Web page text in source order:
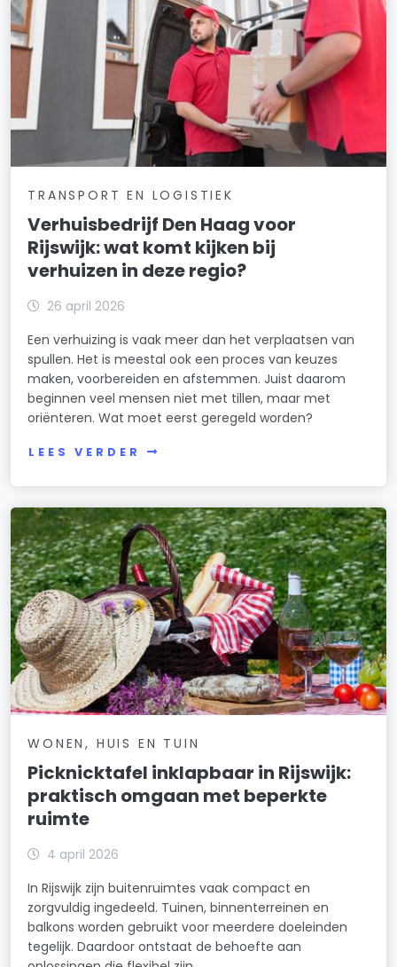
TRANSPORT EN LOGISTIEK
Verhuisbedrijf Den Haag voor
Rijswijk: wat komt kijken bij
verhuizen in deze regio?
26 april 2026
Een verhuizing is vaak meer dan het verplaatsen van
spullen. Het is meestal ook een proces van keuzes
maken, voorbereiden en afstemmen. Juist daarom
beginnen veel mensen niet met tillen, maar met
oriënteren. Wat moet eerst geregeld worden?
LEES VERDER
WONEN, HUIS EN TUIN
Picknicktafel inklapbaar in Rijswijk:
praktisch omgaan met beperkte
ruimte
4 april 2026
In Rijswijk zijn buitenruimtes vaak compact en
zorgvuldig ingedeeld. Tuinen, binnenterreinen en
balkons worden gebruikt voor meerdere doeleinden
tegelijk. Daardoor ontstaat de behoefte aan